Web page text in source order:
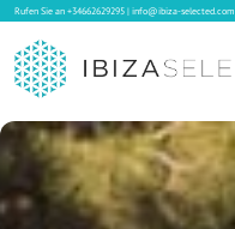
Rufen Sie an+34662629295|info@ibiza-selected.com
Home
Ibiza Villas